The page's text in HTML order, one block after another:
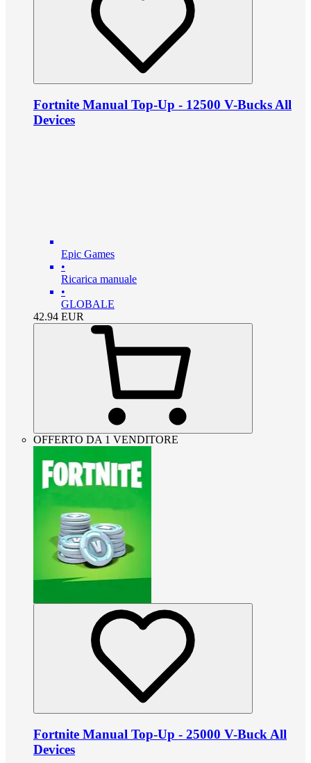
Fortnite Manual Top-Up - 12500 V-Bucks All
Devices
Epic Games
•
Ricarica manuale
•
GLOBALE
42.94 EUR
OFFERTO DA 1 VENDITORE
Fortnite Manual Top-Up - 25000 V-Buck All
Devices